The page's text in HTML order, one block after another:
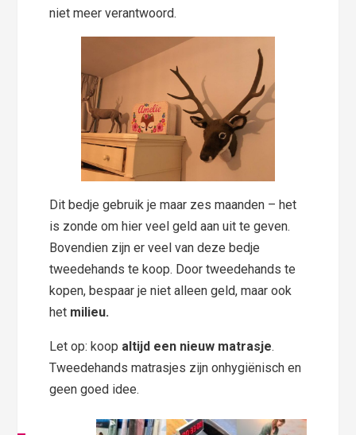
niet meer verantwoord.
Dit bedje gebruik je maar zes maanden – het
is zonde om hier veel geld aan uit te geven.
Bovendien zijn er veel van deze bedje
tweedehands te koop. Door tweedehands te
kopen, bespaar je niet alleen geld, maar ook
het milieu.
Let op: koop altijd een nieuw matrasje.
Tweedehands matrasjes zijn onhygiënisch en
geen goed idee.